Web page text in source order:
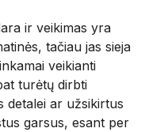
ir veikimas yra
tačiau jas sieja
veikianti
turėtų dirbti
detalei ar užsikirtus
garsus, esant per